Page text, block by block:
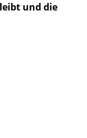
und die